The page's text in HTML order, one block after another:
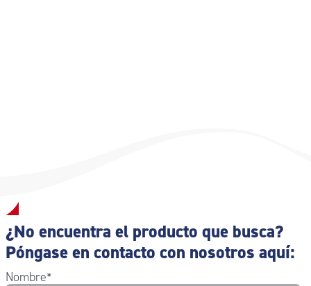
¿No encuentra el producto que busca?
Póngase en contacto con nosotros aquí:
Nombre*